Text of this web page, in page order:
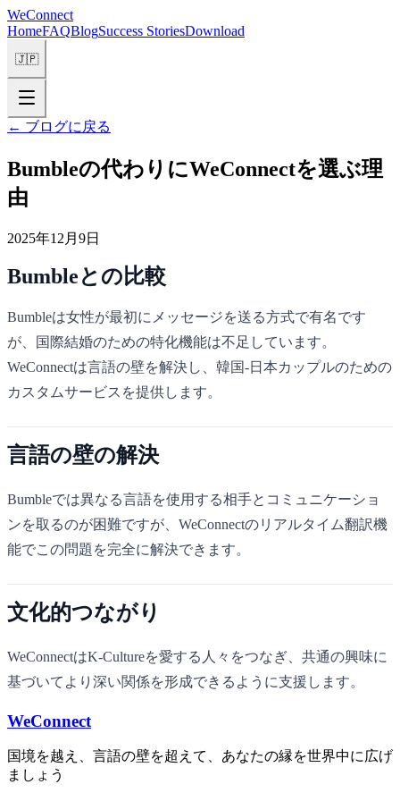
WeConnect
HomeFAQBlogSuccess StoriesDownload
🇯🇵
← ブログに戻る
Bumbleの代わりにWeConnectを選ぶ理
由
2025年12月9日
Bumbleとの比較
Bumbleは女性が最初にメッセージを送る方式で有名です
が、国際結婚のための特化機能は不足しています。
WeConnectは言語の壁を解決し、韓国-日本カップルのための
カスタムサービスを提供します。
言語の壁の解決
Bumbleでは異なる言語を使用する相手とコミュニケーショ
ンを取るのが困難ですが、WeConnectのリアルタイム翻訳機
能でこの問題を完全に解決できます。
文化的つながり
WeConnectはK-Cultureを愛する人々をつなぎ、共通の興味に
基づいてより深い関係を形成できるように支援します。
WeConnect
国境を越え、言語の壁を超えて、あなたの縁を世界中に広げ
ましょう